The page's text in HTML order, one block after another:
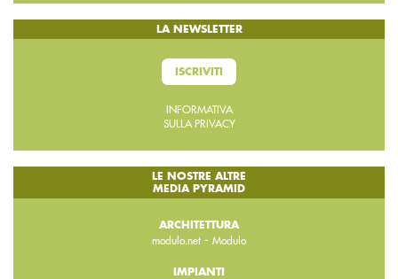
LA NEWSLETTER
ISCRIVITI
INFORMATIVA
SULLA PRIVACY
LE NOSTRE ALTRE
MEDIA PYRAMID
ARCHITETTURA
modulo.net - Modulo
IMPIANTI